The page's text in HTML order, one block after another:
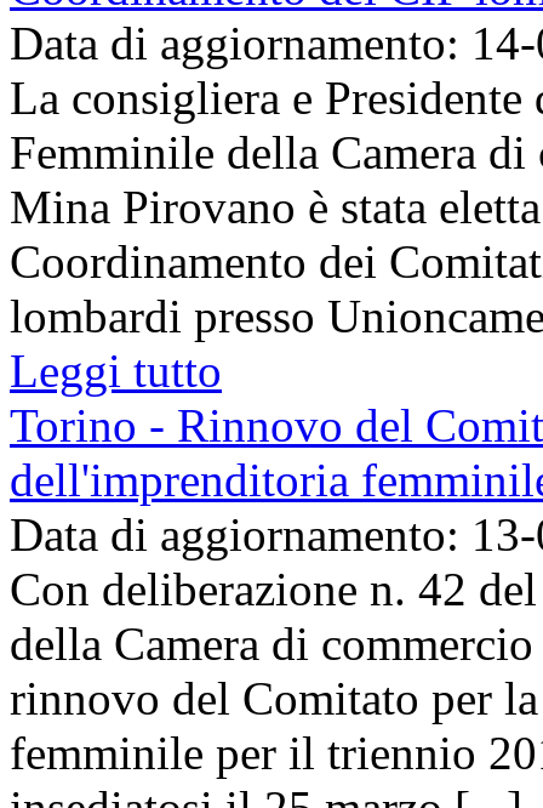
Data di aggiornamento:
La consigliera e
Femminile della Camera
Mina Pirovano è stata
Coordinamento dei
lombardi presso
Leggi tutto
Torino - Rinnovo del
dell'imprenditoria
Data di aggiornamento:
Con deliberazione n. 42
della Camera di
rinnovo del Comitato per
femminile per il triennio